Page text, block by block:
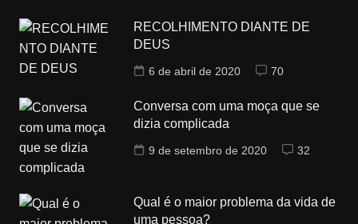
RECOLHIMENTO DIANTE DE
DEUS
6 de abril de 2020 70
Conversa com uma moça que se
dizia complicada
9 de setembro de 2020 32
Qual é o maior problema da vida de
uma pessoa?